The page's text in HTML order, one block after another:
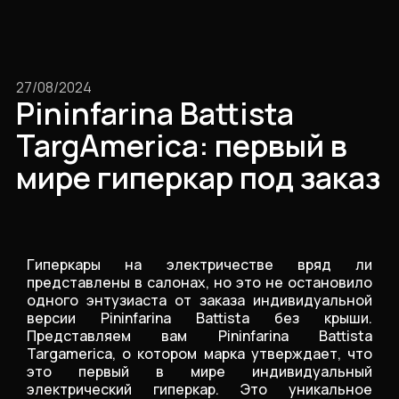
27/08/2024
Pininfarina Battista
TargAmerica: первый в
мире гиперкар под заказ
Гиперкары на электричестве вряд ли
представлены в салонах, но это не остановило
одного энтузиаста от заказа индивидуальной
версии Pininfarina Battista без крыши.
Представляем вам Pininfarina Battista
Targamerica, о котором марка утверждает, что
это первый в мире индивидуальный
электрический гиперкар. Это уникальное